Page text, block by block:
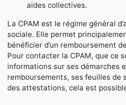
aides collectives.
La CPAM est le régime général
sociale. Elle permet
bénéficier d’un remboursement
Pour contacter la CPAM, que ce
informations sur ses démarches
remboursements, ses feuilles de
des attestations, cela est